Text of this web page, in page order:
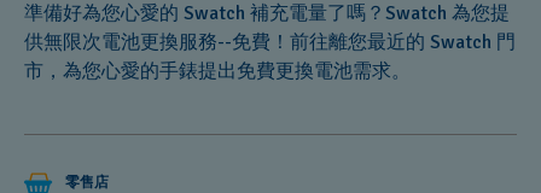
常見問題解答
商品保固
new
battery
for
favourite
Swatch?
準備好為您心愛的 Swatch 補充電量了嗎？Swatch 為您提
供無限次電池更換服務--免費！前往離您最近的 Swatch 門
市，為您心愛的手錶提出免費更換電池需求。
零售店